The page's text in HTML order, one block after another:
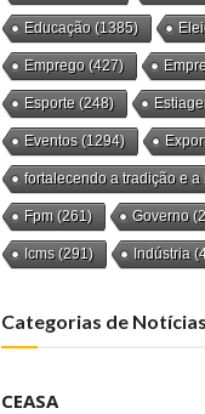
Educação(1385)
Emprego(427)
Esporte (248)
Eventos(1294)
fortalecendo a tradição e
Fpm(261) Governo
Icms(291) Indústria
Categorias de Notícias
CEASA